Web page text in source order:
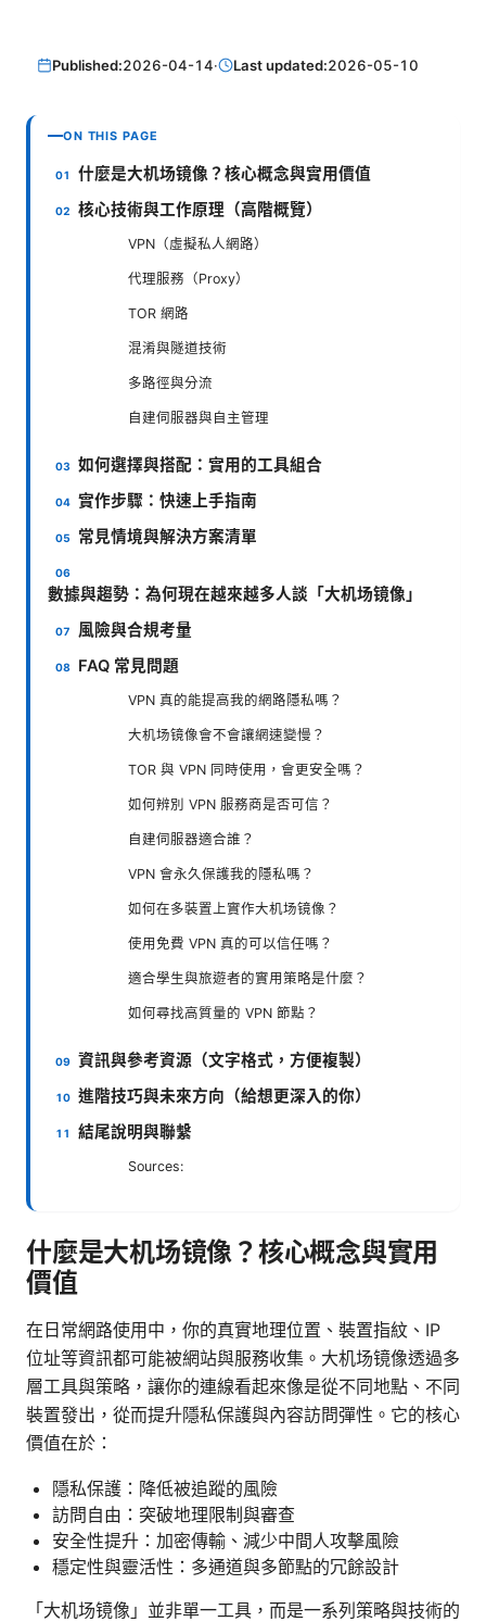
Published:2026-04-14· Last updated:2026-05-10
ON THIS PAGE
什麼是大机场镜像？核心概念與實用價值
核心技術與工作原理（高階概覽）
VPN（虛擬私人網路）
代理服務（Proxy）
TOR 網路
混淆與隧道技術
多路徑與分流
自建伺服器與自主管理
如何選擇與搭配：實用的工具組合
實作步驟：快速上手指南
常見情境與解決方案清單
數據與趨勢：為何現在越來越多人談「大机场镜像」
風險與合規考量
FAQ 常見問題
VPN 真的能提高我的網路隱私嗎？
大机场镜像會不會讓網速變慢？
TOR 與 VPN 同時使用，會更安全嗎？
如何辨別 VPN 服務商是否可信？
自建伺服器適合誰？
VPN 會永久保護我的隱私嗎？
如何在多裝置上實作大机场镜像？
使用免費 VPN 真的可以信任嗎？
適合學生與旅遊者的實用策略是什麼？
如何尋找高質量的 VPN 節點？
資訊與參考資源（文字格式，方便複製）
進階技巧與未來方向（給想更深入的你）
結尾說明與聯繫
Sources:
什麼是大机场镜像？核心概念與實用
價值
在日常網路使用中，你的真實地理位置、裝置指紋、IP
位址等資訊都可能被網站與服務收集。大机场镜像透過多
層工具與策略，讓你的連線看起來像是從不同地點、不同
裝置發出，從而提升隱私保護與內容訪問彈性。它的核心
價值在於：
隱私保護：降低被追蹤的風險
訪問自由：突破地理限制與審查
安全性提升：加密傳輸、減少中間人攻擊風險
穩定性與靈活性：多通道與多節點的冗餘設計
「大机场镜像」並非單一工具，而是一系列策略與技術的